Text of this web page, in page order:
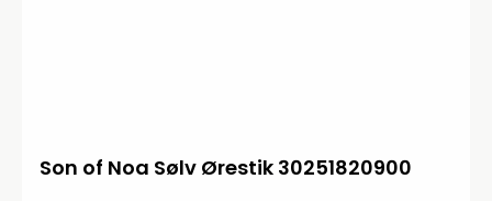
Son of Noa Sølv Ørestik 30251820900